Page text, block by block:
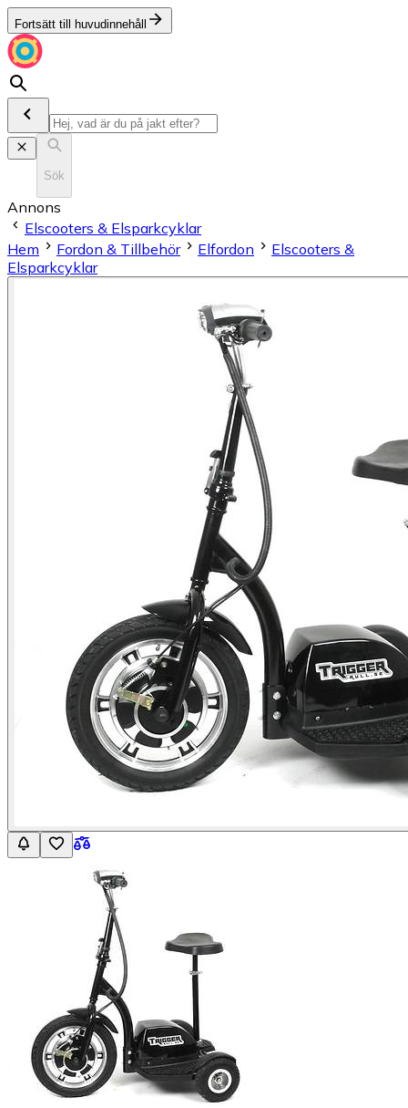
Fortsätt till huvudinnehåll
Sök
Annons
Elscooters & Elsparkcyklar
Hem
Fordon & Tillbehör Elfordon
Elscooters &
Elsparkcyklar